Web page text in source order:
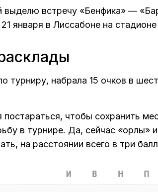
выделю встречу «Бенфика» —
января в Лиссабоне на
турниру, набрала 15 очков в
чтобы сохранить
в турнире. Да, сейчас «орлы»
на расстоянии всего в три